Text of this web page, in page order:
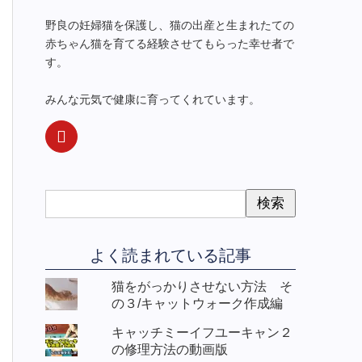
野良の妊婦猫を保護し、猫の出産と生まれたての
赤ちゃん猫を育てる経験させてもらった幸せ者で
す。
みんな元気で健康に育ってくれています。
よく読まれている記事
猫をがっかりさせない方法 そ
の３/キャットウォーク作成編
キャッチミーイフユーキャン２
の修理方法の動画版